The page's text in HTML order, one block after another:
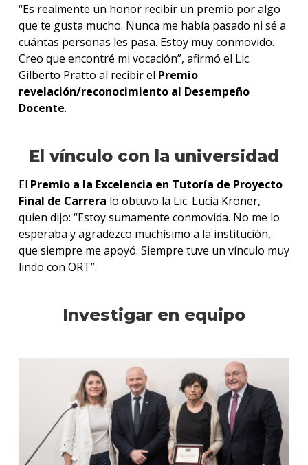
“Es realmente un honor recibir un premio por algo
que te gusta mucho. Nunca me había pasado ni sé a
cuántas personas les pasa. Estoy muy conmovido.
Creo que encontré mi vocación”, afirmó el Lic.
Gilberto Pratto al recibir el Premio
revelación/reconocimiento al Desempeño
Docente.
El vínculo con la universidad
El Premio a la Excelencia en Tutoría de Proyecto
Final de Carrera lo obtuvo la Lic. Lucía Kröner,
quien dijo: “Estoy sumamente conmovida. No me lo
esperaba y agradezco muchísimo a la institución,
que siempre me apoyó. Siempre tuve un vínculo muy
lindo con ORT”.
Investigar en equipo